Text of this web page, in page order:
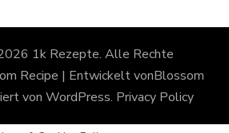
1k Rezepte. Alle Rechte
Recipe | Entwickelt vonBlossom
von WordPress. Privacy Policy